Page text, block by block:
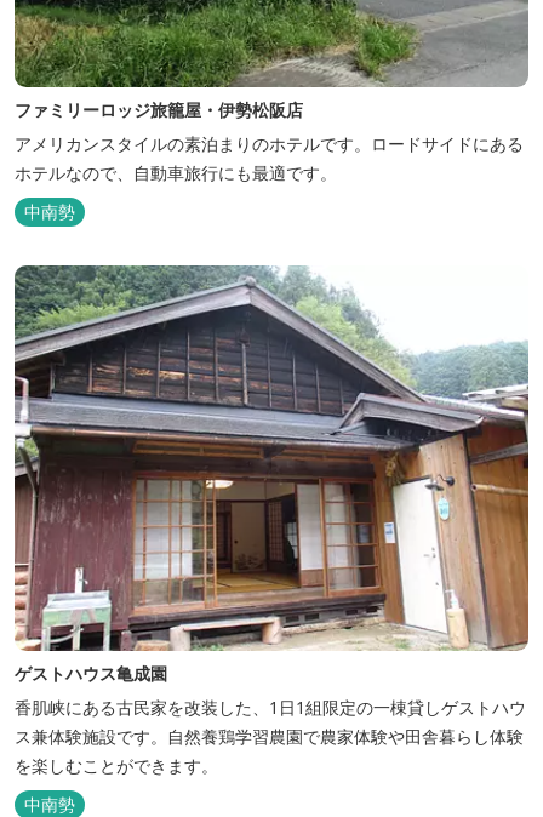
ファミリーロッジ旅籠屋・伊勢松阪店
アメリカンスタイルの素泊まりのホテルです。ロードサイドにある
ホテルなので、自動車旅行にも最適です。
中南勢
ゲストハウス亀成園
香肌峡にある古民家を改装した、1日1組限定の一棟貸しゲストハウ
ス兼体験施設です。​自然養鶏学習農園で農家体験や田舎暮らし体験
を楽しむことができます。
中南勢